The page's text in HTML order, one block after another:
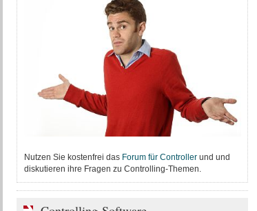
Nutzen Sie kostenfrei das Forum für Controllerund und
diskutieren ihre Fragen zu Controlling-Themen.